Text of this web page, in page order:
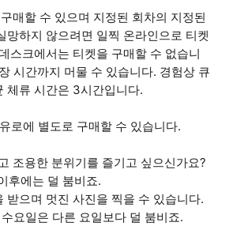
매할 수 있으며 지정된 회차의 지정된
망하지 않으려면 일찍 온라인으로 티켓
스크에서는 티켓을 구매할 수 없습니
시간까지 머물 수 있습니다. 경험상 큐
체류 시간은 3시간입니다.
로에 별도로 구매할 수 있습니다.
조용한 분위기를 즐기고 싶으신가요?
후에는 덜 붐비죠.
받으며 멋진 사진을 찍을 수 있습니다.
요일은 다른 요일보다 덜 붐비죠.